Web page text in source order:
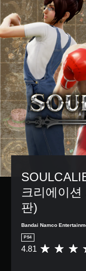
크리에이션
판)
Bandai Namco
PS4
총
4.81